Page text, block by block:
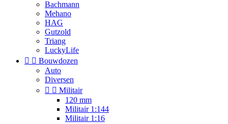
Bachmann
Mehano
HAG
Gutzold
Triang
LuckyLife
  Bouwdozen
Auto
Diversen
  Militair
120 mm
Militair 1:144
Militair 1:16